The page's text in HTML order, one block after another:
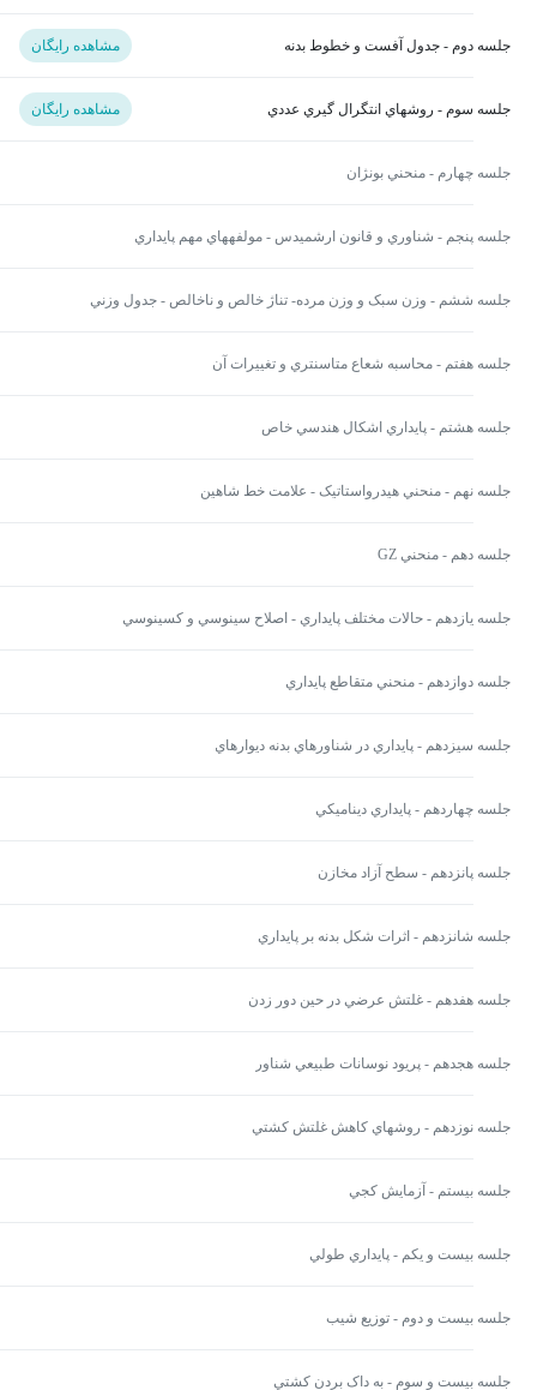
جلسه دوم - جدول آفست و خطوط بدنه مشاهده رایگان
جلسه سوم - روشهاي انتگرال گيري عددي مشاهده رایگان
جلسه چهارم - منحني بونژان
جلسه پنجم - شناوري و قانون ارشميدس - مولفه­هاي مهم پايداري
جلسه ششم - وزن سبک و وزن مرده- تناژ خالص و ناخالص - جدول وزني
جلسه هفتم - محاسبه شعاع متاسنتري و تغييرات آن
جلسه هشتم - پايداري اشکال هندسي خاص
جلسه نهم - منحني هيدرواستاتيک - علامت خط شاهين
جلسه دهم - منحني GZ
جلسه یازدهم - حالات مختلف پايداري - اصلاح سينوسي و کسينوسي
جلسه دوازدهم - منحني متقاطع پايداري
جلسه سیزدهم - پايداري در شناورهاي بدنه ديواره­اي
جلسه چهاردهم - پايداري ديناميکي
جلسه پانزدهم - سطح آزاد مخازن
جلسه شانزدهم - اثرات شکل بدنه بر پايداري
جلسه هفدهم - غلتش عرضي در حين دور زدن
جلسه هجدهم - پريود نوسانات طبيعي شناور
جلسه نوزدهم - روشهاي کاهش غلتش کشتي
جلسه بیستم - آزمايش کجي
جلسه بیست و یکم - پايداري طولي
جلسه بیست و دوم - توزيع شيب
جلسه بیست و سوم - به داک بردن کشتي